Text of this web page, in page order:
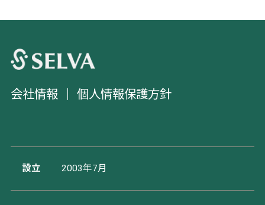
会社情報 個人情報保護方針
設立 2003年7月